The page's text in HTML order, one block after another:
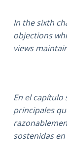
In the sixth
objections
views
En el capítulo
principales
sostenidas